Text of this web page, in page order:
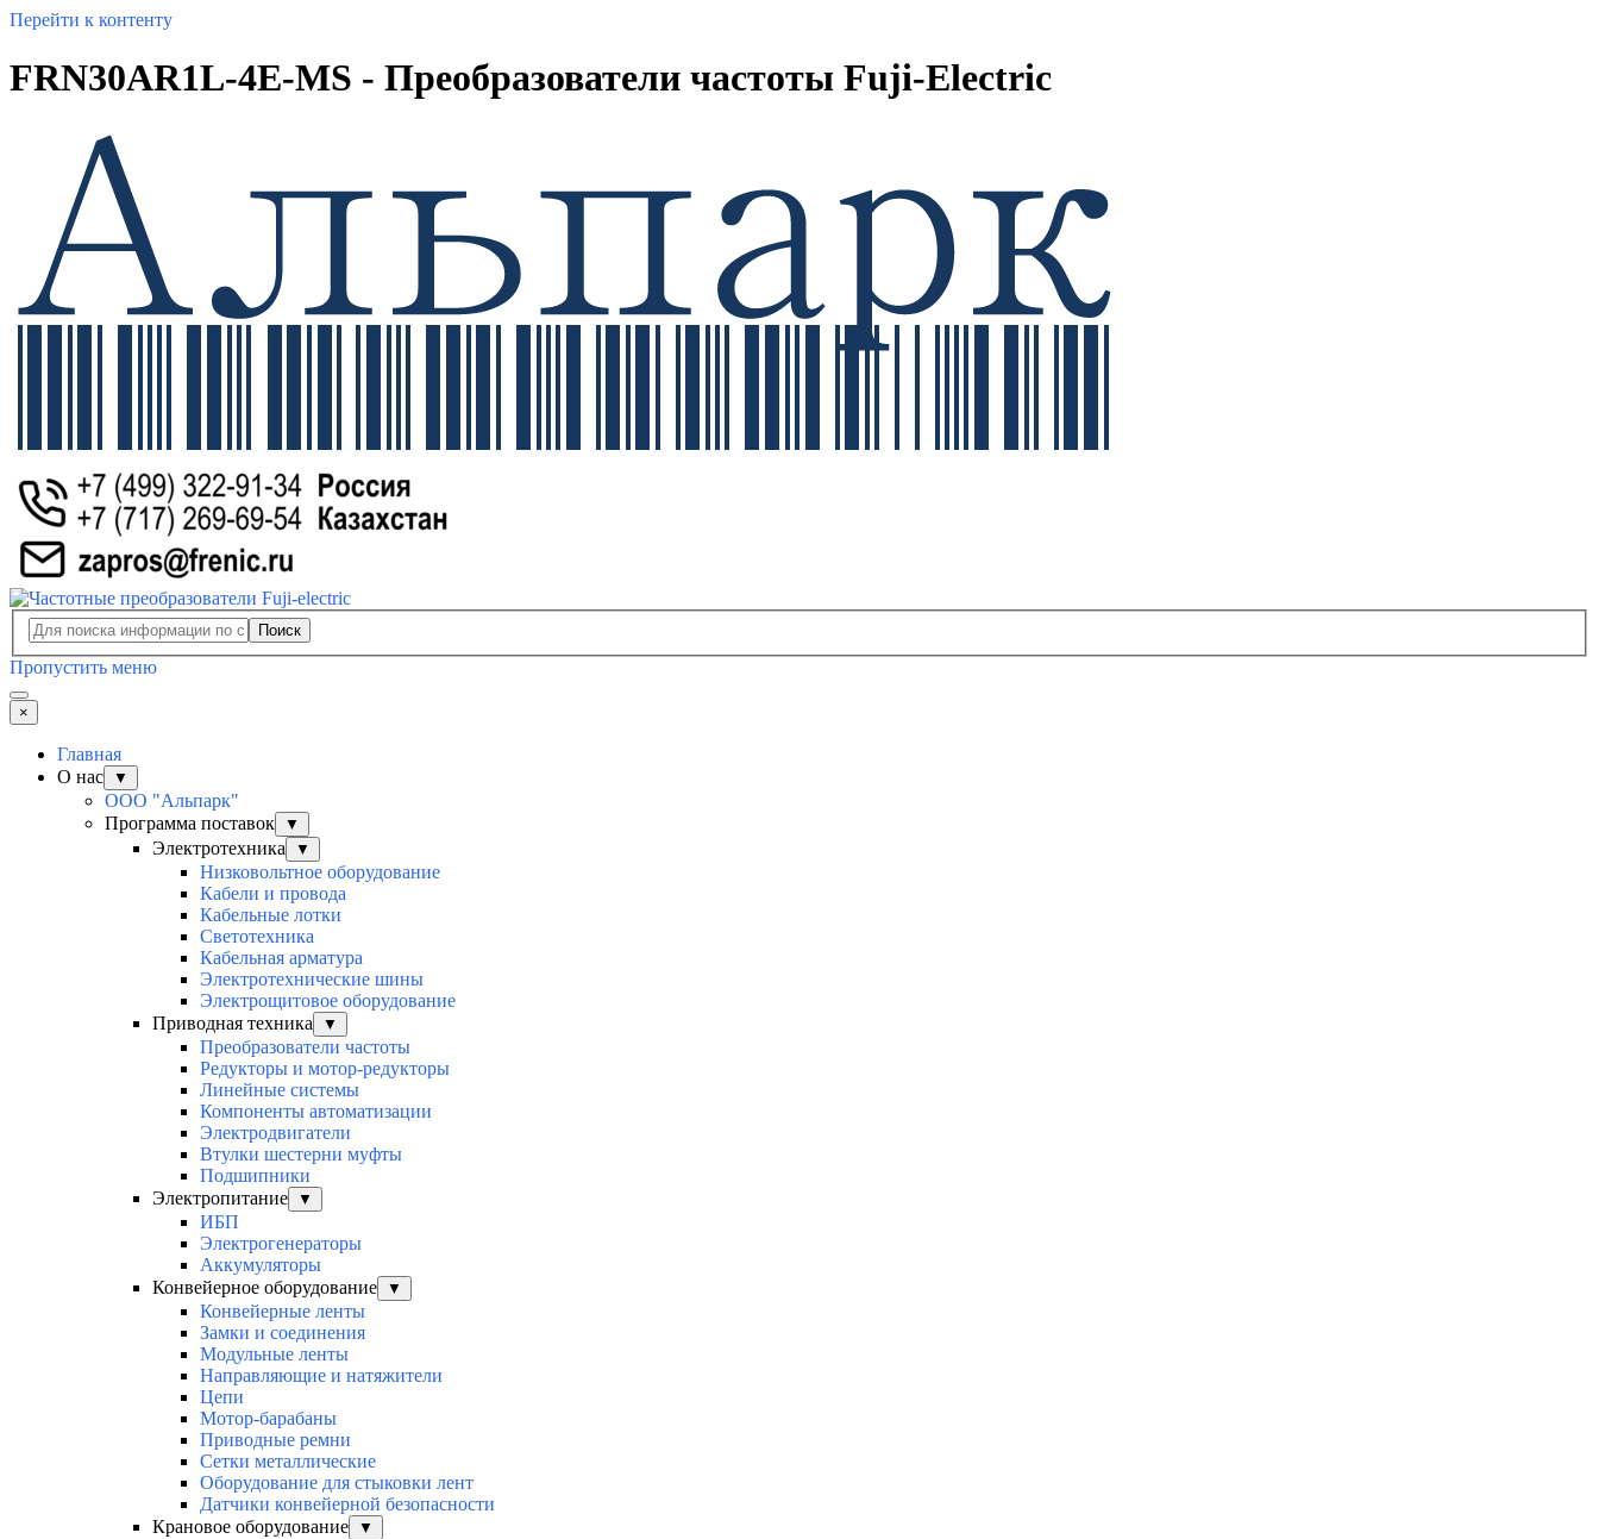
Перейти к контенту
FRN30AR1L-4E-MS - Преобразователи частоты Fuji-Electric
Поиск
Пропустить меню
×
Главная
О нас
▼
ООО "Альпарк"
Программа поставок
▼
Электротехника ▼
Низковольтное оборудование
Кабели и провода
Кабельные лотки
Светотехника
Кабельная арматура
Электротехнические шины
Электрощитовое оборудование
Приводная техника
▼
Преобразователи частоты
Редукторы и мотор-редукторы
Линейные системы
Компоненты автоматизации
Электродвигатели
Втулки шестерни муфты
Подшипники
Электропитание
▼
ИБП
Электрогенераторы
Аккумуляторы
Конвейерное оборудование
▼
Конвейерные ленты
Замки и соединения
Модульные ленты
Направляющие и натяжители
Цепи
Мотор-барабаны
Приводные ремни
Сетки металлические
Оборудование для стыковки лент
Датчики конвейерной безопасности
Крановое оборудование
▼